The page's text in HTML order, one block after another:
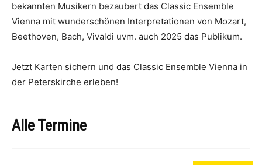
bekannten Musikern bezaubert das Classic Ensemble
Vienna mit wunderschönen Interpretationen von Mozart,
Beethoven, Bach, Vivaldi uvm. auch 2025 das Publikum.
Jetzt Karten sichern und das Classic Ensemble Vienna in
der Peterskirche erleben!
Alle Termine